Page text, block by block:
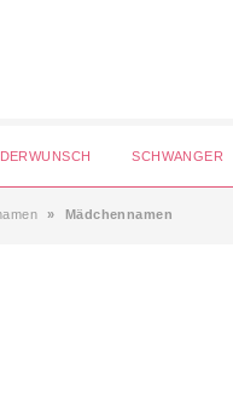
SCHWANGER
Mädchennamen